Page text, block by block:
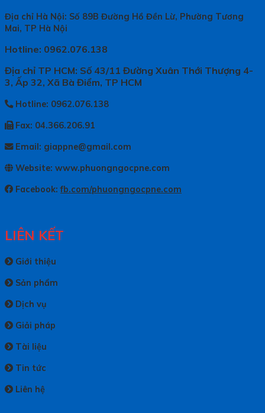
Địa chỉ Hà Nội: Số 89B Đường Hồ Đền Lừ, Phường Tương
Mai, TP Hà Nội
Hotline: 0962.076.138
Địa chỉ TP HCM: Số 43/11 Đường Xuân Thới Thượng 4-
3, Ấp 32, Xã Bà Điểm, TP HCM
Hotline: 0962.076.138
Fax: 04.366.206.91
Email: giappne@gmail.com
Website: www.phuongngocpne.com
Facebook:fb.com/phuongngocpne.com
LIÊN KẾT
Giới thiệu
Sản phẩm
Dịch vụ
Giải pháp
Tài liệu
Tin tức
Liên hệ